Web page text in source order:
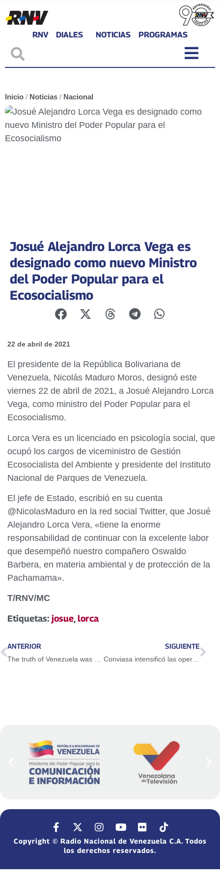
RNV DIALES NOTICIAS PROGRAMAS
Inicio / Noticias / Nacional
Josué Alejandro Lorca Vega es
designado como nuevo Ministro
del Poder Popular para el
Ecosocialismo
22 de abril de 2021
El presidente de la República Bolivariana de
Venezuela, Nicolás Maduro Moros, designó este
viernes 22 de abril de 2021, a Josué Alejandro Lorca
Vega, como ministro del Poder Popular para el
Ecosocialismo.
Lorca Vera es un licenciado en psicología social, que
ocupó los cargos de viceministro de Gestión
Ecosocialista del Ambiente y presidente del Instituto
Nacional de Parques de Venezuela.
El jefe de Estado, escribió en su cuenta
@NicolasMaduro en la red social Twitter, que Josué
Alejandro Lorca Vera, «tiene la enorme
responsabilidad de continuar con la excelente labor
que desempeñó nuestro compañero Oswaldo
Barbera, en materia ambiental y de protección de la
Pachamama».
T/RNV/MC
Etiquetas: josue,lorca
ANTERIOR SIGUIENTE
Conviasa intensificó las operaciones del Plan Vuelta a la Patria
Copyright © Radio Nacional de Venezuela C.A. Todos
los derechos reservados.